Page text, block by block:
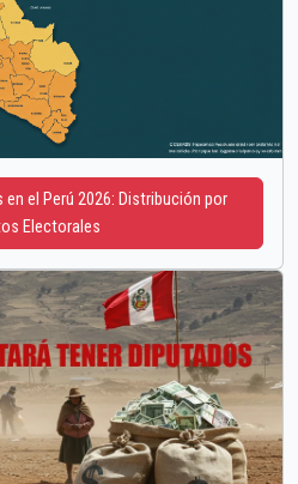
el Perú 2026: Distribución por
Electorales